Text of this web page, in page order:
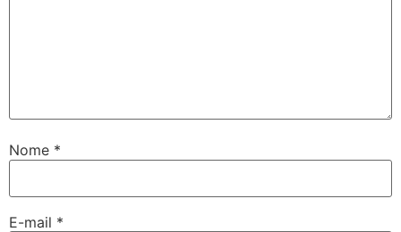
Nome *
E-mail *